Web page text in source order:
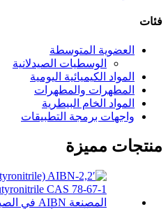
فئات
العضوية المتوسطة
الوسطيات الصيدلانية
المواد الكيميائية اليومية
المطهرات والمطهرات
المواد الخام البيطرية
واجهات برمجة التطبيقات
منتجات مميزة